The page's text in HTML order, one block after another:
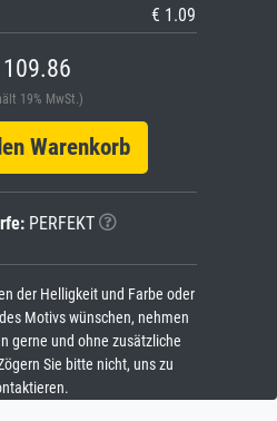
€ 1.09
19% MwSt.)
Warenkorb
PERFEKT
der Helligkeit und Farbe oder
Motivs wünschen, nehmen
gerne und ohne zusätzliche
Sie bitte nicht, uns zu